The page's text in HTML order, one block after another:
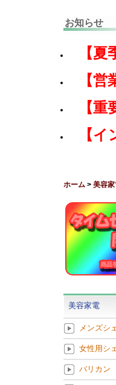
お知らせ
【
【
【
【
ホーム > 美容
美容家電
メンズシ
女性用シ
バリカン